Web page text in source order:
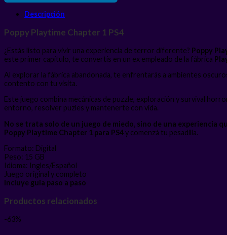
Descripción
Poppy Playtime Chapter 1 PS4
¿Estás listo para vivir una experiencia de terror diferente? Poppy
este primer capítulo, te convertís en un ex empleado de la fábrica
Al explorar la fábrica abandonada, te enfrentarás a ambientes
contento con tu visita.
Este juego combina mecánicas de puzzle, exploración y survival
entorno, resolver puzles y mantenerte con vida.
No se trata solo de un juego de miedo, sino de una experiencia
Poppy Playtime Chapter 1 para PS4y comenzá tu pesadilla.
Formato: Digital
Peso: 15 GB
Idioma: Ingles/Español
Juego original y completo
Incluye guia paso a paso
Productos relacionados
-63%